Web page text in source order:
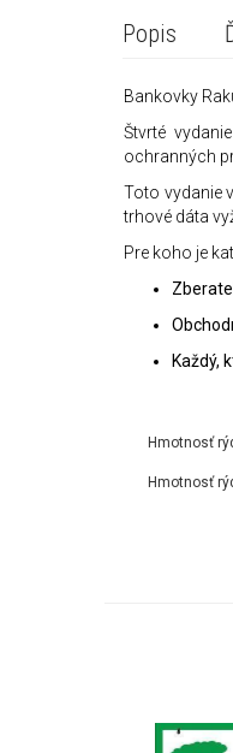
Popis
Bankovky
Štvrté
ochranných
Toto vydanie
trhové dáta
Pre koho je
Každý,
Hmotnosť
Hmotnosť